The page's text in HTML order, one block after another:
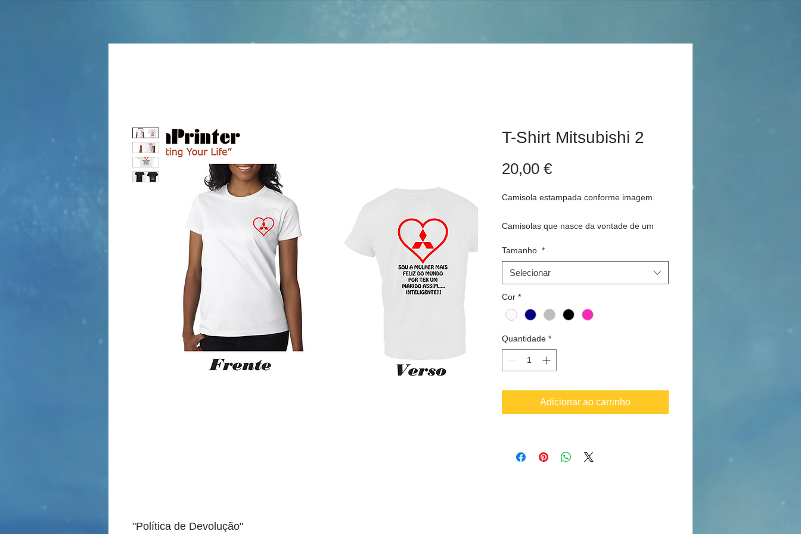
T-Shirt Mitsubishi 2
20,00 €Preço
Camisola estampada conforme imagem.
Camisolas que nasce da vontade de um
sua paixão pela respectiva marca no dia
dos namorados....e assim nasceu este
modelo.
Acrescem os portes de envio.
Tamanho *
Selecionar
Cor *
Quantidade *
Adicionar ao carrinho
"Política de Devolução"